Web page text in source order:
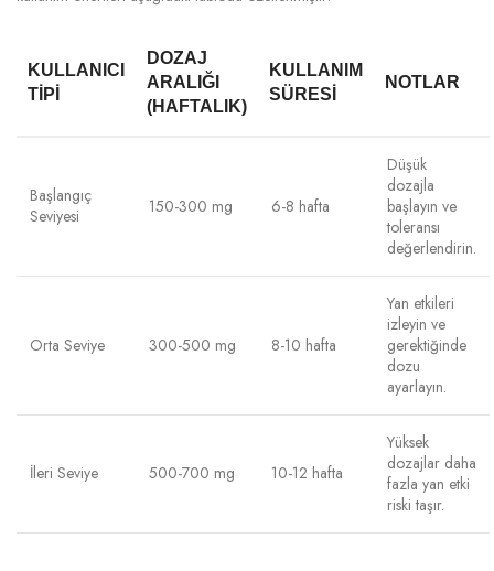
KULLANICI
TIPI
DOZAJ
ARALIĞI
(HAFTALIK)
KULLANIM
SÜRESI
NOTLAR
Başlangıç
Seviyesi
150-300 mg 6-8 hafta
Düşük
dozajla
başlayın ve
toleransı
değerlendirin.
Orta Seviye 300-500 mg 8-10 hafta
Yan etkileri
izleyin ve
gerektiğinde
dozu
ayarlayın.
İleri Seviye 500-700 mg 10-12 hafta
Yüksek
dozajlar daha
fazla yan etki
riski taşır.